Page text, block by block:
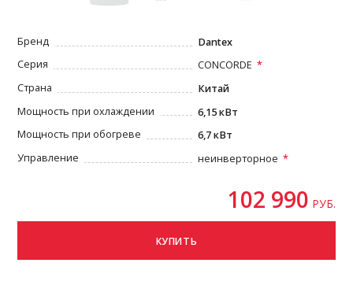
Бренд
Dantex
Серия
CONCORDE
Страна
Китай
Мощность при охлаждении
6,15 кВт
Мощность при обогреве
6,7 кВт
Управление
неинверторное
102 990 РУБ.
КУПИТЬ